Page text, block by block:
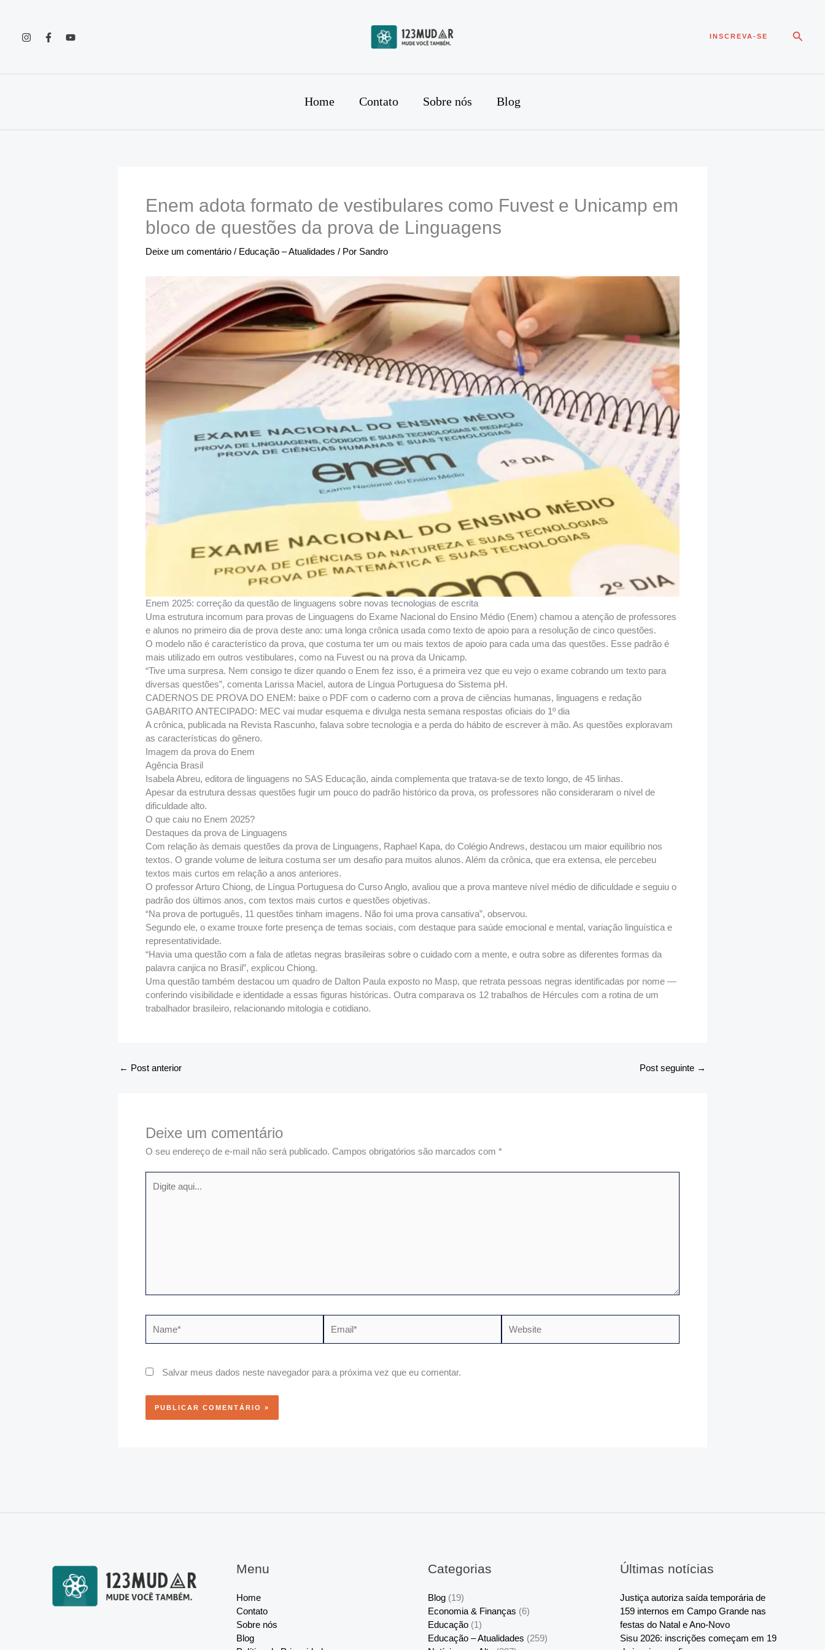
INSCREVA-SE
Home Contato Sobre nós Blog
Enem adota formato de vestibulares como Fuvest e Unicamp em
bloco de questões da prova de Linguagens
Deixe um comentário / Educação – Atualidades / Por Sandro
Enem 2025: correção da questão de linguagens sobre novas tecnologias de escrita
Uma estrutura incomum para provas de Linguagens do Exame Nacional do Ensino Médio (Enem) chamou a atenção de professores
e alunos no primeiro dia de prova deste ano: uma longa crônica usada como texto de apoio para a resolução de cinco questões.
O modelo não é característico da prova, que costuma ter um ou mais textos de apoio para cada uma das questões. Esse padrão é
mais utilizado em outros vestibulares, como na Fuvest ou na prova da Unicamp.
“Tive uma surpresa. Nem consigo te dizer quando o Enem fez isso, é a primeira vez que eu vejo o exame cobrando um texto para
diversas questões”, comenta Larissa Maciel, autora de Língua Portuguesa do Sistema pH.
CADERNOS DE PROVA DO ENEM: baixe o PDF com o caderno com a prova de ciências humanas, linguagens e redação
GABARITO ANTECIPADO: MEC vai mudar esquema e divulga nesta semana respostas oficiais do 1º dia
A crônica, publicada na Revista Rascunho, falava sobre tecnologia e a perda do hábito de escrever à mão. As questões exploravam
as características do gênero.
Imagem da prova do Enem
Agência Brasil
Isabela Abreu, editora de linguagens no SAS Educação, ainda complementa que tratava-se de texto longo, de 45 linhas.
Apesar da estrutura dessas questões fugir um pouco do padrão histórico da prova, os professores não consideraram o nível de
dificuldade alto.
O que caiu no Enem 2025?
Destaques da prova de Linguagens
Com relação às demais questões da prova de Linguagens, Raphael Kapa, do Colégio Andrews, destacou um maior equilíbrio nos
textos. O grande volume de leitura costuma ser um desafio para muitos alunos. Além da crônica, que era extensa, ele percebeu
textos mais curtos em relação a anos anteriores.
O professor Arturo Chiong, de Língua Portuguesa do Curso Anglo, avaliou que a prova manteve nível médio de dificuldade e seguiu o
padrão dos últimos anos, com textos mais curtos e questões objetivas.
“Na prova de português, 11 questões tinham imagens. Não foi uma prova cansativa”, observou.
Segundo ele, o exame trouxe forte presença de temas sociais, com destaque para saúde emocional e mental, variação linguística e
representatividade.
“Havia uma questão com a fala de atletas negras brasileiras sobre o cuidado com a mente, e outra sobre as diferentes formas da
palavra canjica no Brasil”, explicou Chiong.
Uma questão também destacou um quadro de Dalton Paula exposto no Masp, que retrata pessoas negras identificadas por nome —
conferindo visibilidade e identidade a essas figuras históricas. Outra comparava os 12 trabalhos de Hércules com a rotina de um
trabalhador brasileiro, relacionando mitologia e cotidiano.
← Post anterior Post seguinte →
Deixe um comentário
O seu endereço de e-mail não será publicado. Campos obrigatórios são marcados com *
aqui...
Salvar meus dados neste navegador para a próxima vez que eu comentar.
Menu
Home
Contato
Sobre nós
Blog
Categorias
Blog (19)
Economia & Finanças (6)
Educação (1)
Educação – Atualidades (259)
Últimas notícias
Justiça autoriza saída temporária de
159 internos em Campo Grande nas
festas do Natal e Ano-Novo
Sisu 2026: inscrições começam em 19